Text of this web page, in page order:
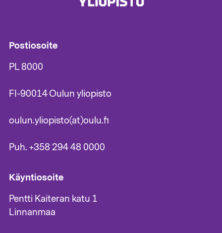
Postiosoite
PL 8000
FI-90014 Oulun yliopisto
oulun.yliopisto(at)oulu.fi
Puh. +358 294 48 0000
Käyntiosoite
Pentti Kaiteran katu 1
Linnanmaa